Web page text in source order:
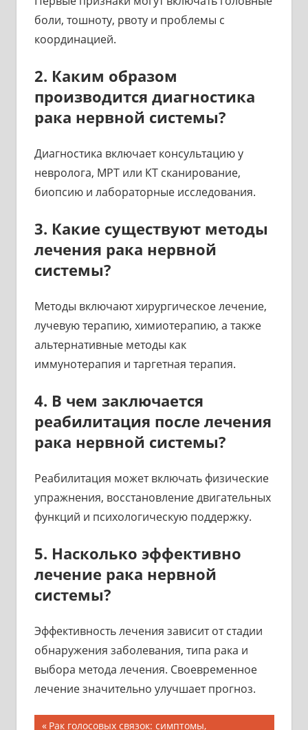
боли, тошноту, рвоту и проблемы с
координацией.
2. Каким образом
производится диагностика
рака нервной системы?
Диагностика включает консультацию у
невролога, МРТ или КТ сканирование,
биопсию и лабораторные исследования.
3. Какие существуют методы
лечения рака нервной
системы?
Методы включают хирургическое лечение,
лучевую терапию, химиотерапию, а также
альтернативные методы как
иммунотерапия и таргетная терапия.
4. В чем заключается
реабилитация после лечения
рака нервной системы?
Реабилитация может включать физические
упражнения, восстановление двигательных
функций и психологическую поддержку.
5. Насколько эффективно
лечение рака нервной
системы?
Эффективность лечения зависит от стадии
обнаружения заболевания, типа рака и
выбора метода лечения. Своевременное
лечение значительно улучшает прогноз.
Предыдущая
Рак голосовых связок: симптомы,